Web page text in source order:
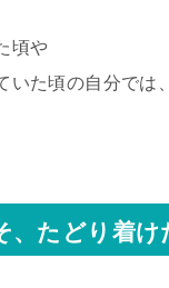
頃や
た頃の自分では、
、たどり着け